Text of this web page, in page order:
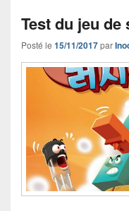
Test du jeu de
Posté le 15/11/2017par